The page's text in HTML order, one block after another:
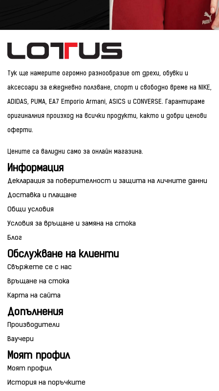
Тук ще намерите огромно разнообразие от дрехи, обувки и
аксесоари за ежедневно ползване, спорт и свободно време на NIKE,
ADIDAS, PUMA, EA7 Emporio Armani, ASICS и CONVERSE. Гарантираме
оригиналния произход на всички продукти, както и добри ценови
оферти.
Цените са валидни само за онлайн магазина.
Информация
Декларация за поверителност и защита на личните данни
Доставка и плащане
Общи условия
Условия за връщане и замяна на стока
Блог
Обслужване на клиенти
Свържете се с нас
Връщане на стока
Карта на сайта
Допълнения
Производители
Ваучери
Моят профил
Моят профил
История на поръчките